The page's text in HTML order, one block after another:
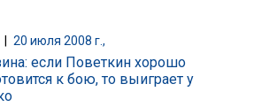
20 июля 2008 г.,
если Поветкин хорошо
к бою, то выиграет у